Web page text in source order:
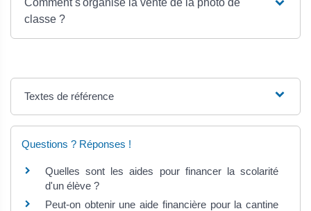
classe ?
Textes de référence
Questions ? Réponses !
Quelles sont les aides pour financer la scolarité
d'un élève ?
Peut-on obtenir une aide financière pour la cantine